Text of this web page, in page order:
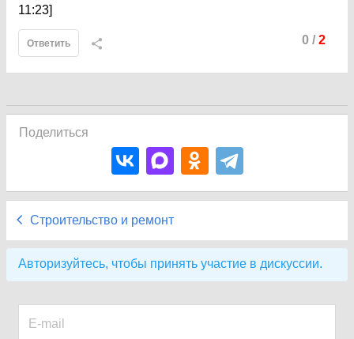
11:23]
0 / 2
Ответить
Поделиться
Строительство и ремонт
Авторизуйтесь, чтобы принять участие в дискуссии.